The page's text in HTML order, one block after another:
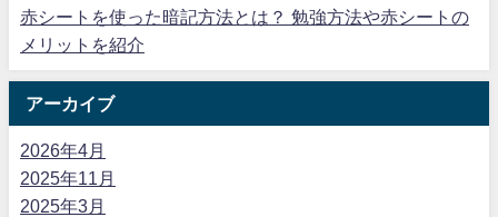
赤シートを使った暗記方法とは？ 勉強方法や赤シートの
メリットを紹介
アーカイブ
2026年4月
2025年11月
2025年3月